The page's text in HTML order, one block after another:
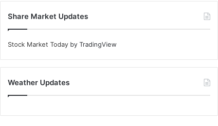
Share Market Updates
Stock Market Today by TradingView
Weather Updates